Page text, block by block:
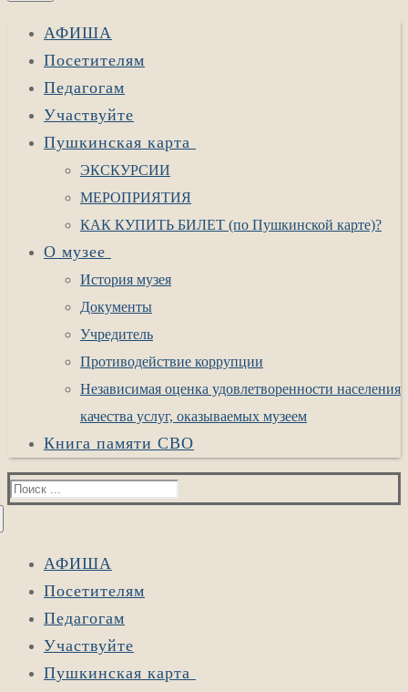
АФИША
Посетителям
Педагогам
Участвуйте
Пушкинская карта
ЭКСКУРСИИ
МЕРОПРИЯТИЯ
КАК КУПИТЬ БИЛЕТ (по Пушкинской карте)?
О музее
История музея
Документы
Учредитель
Противодействие коррупции
Независимая оценка удовлетворенности населения
качества услуг, оказываемых музеем
Книга памяти СВО
Найти:
АФИША
Посетителям
Педагогам
Участвуйте
Пушкинская карта